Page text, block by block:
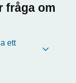
fråga om
ett